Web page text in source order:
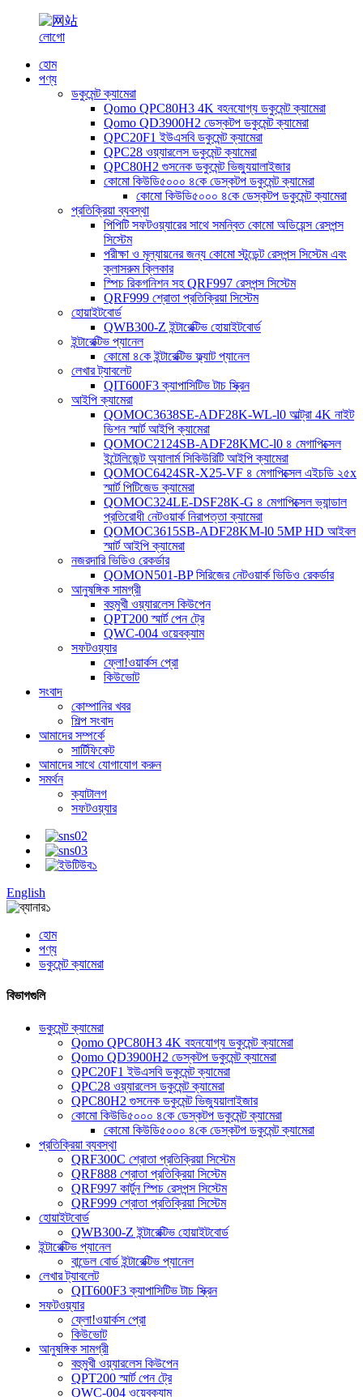
হোম
পণ্য
ডকুমেন্ট ক্যামেরা
Qomo QPC80H3 4K বহনযোগ্য ডকুমেন্ট ক্যামেরা
Qomo QD3900H2 ডেস্কটপ ডকুমেন্ট ক্যামেরা
QPC20F1 ইউএসবি ডকুমেন্ট ক্যামেরা
QPC28 ওয়্যারলেস ডকুমেন্ট ক্যামেরা
QPC80H2 গুসনেক ডকুমেন্ট ভিজ্যুয়ালাইজার
কোমো কিউডি৫০০০ ৪কে ডেস্কটপ ডকুমেন্ট ক্যামেরা
কোমো কিউডি৫০০০ ৪কে ডেস্কটপ ডকুমেন্ট ক্যামেরা
প্রতিক্রিয়া ব্যবস্থা
পিপিটি সফটওয়্যারের সাথে সমন্বিত কোমো অডিয়েন্স রেসপন্স
সিস্টেম
পরীক্ষা ও মূল্যায়নের জন্য কোমো স্টুডেন্ট রেসপন্স সিস্টেম এবং
ক্লাসরুম ক্লিকার
স্পিচ রিকগনিশন সহ QRF997 রেসপন্স সিস্টেম
QRF999 শ্রোতা প্রতিক্রিয়া সিস্টেম
হোয়াইটবোর্ড
QWB300-Z ইন্টারেক্টিভ হোয়াইটবোর্ড
ইন্টারেক্টিভ প্যানেল
কোমো ৪কে ইন্টারেক্টিভ ফ্ল্যাট প্যানেল
লেখার ট্যাবলেট
QIT600F3 ক্যাপাসিটিভ টাচ স্ক্রিন
আইপি ক্যামেরা
QOMOC3638SE-ADF28K-WL-l0 ​​আল্ট্রা 4K নাইট
ভিশন স্মার্ট আইপি ক্যামেরা
QOMOC2124SB-ADF28KMC-l0 ৪ মেগাপিক্সেল
ইন্টেলিজেন্ট অ্যালার্ম সিকিউরিটি আইপি ক্যামেরা
QOMOC6424SR-X25-VF ৪ মেগাপিক্সেল এইচডি ২৫x
স্মার্ট পিটিজেড ক্যামেরা
QOMOC324LE-DSF28K-G ৪ মেগাপিক্সেল ভ্যান্ডাল
প্রতিরোধী নেটওয়ার্ক নিরাপত্তা ক্যামেরা
QOMOC3615SB-ADF28KM-l0 5MP HD আইবল
স্মার্ট আইপি ক্যামেরা
নজরদারি ভিডিও রেকর্ডার
QOMON501-BP সিরিজের নেটওয়ার্ক ভিডিও রেকর্ডার
আনুষঙ্গিক সামগ্রী
বহুমুখী ওয়্যারলেস কিউপেন
QPT200 স্মার্ট পেন ট্রে
QWC-004 ওয়েবক্যাম
সফটওয়্যার
ফ্লো!ওয়ার্কস প্রো
কিউভোট
সংবাদ
কোম্পানির খবর
শিল্প সংবাদ
আমাদের সম্পর্কে
সার্টিফিকেট
আমাদের সাথে যোগাযোগ করুন
সমর্থন
ক্যাটালগ
সফটওয়্যার
English
হোম
পণ্য
ডকুমেন্ট ক্যামেরা
বিভাগগুলি
ডকুমেন্ট ক্যামেরা
Qomo QPC80H3 4K বহনযোগ্য ডকুমেন্ট ক্যামেরা
Qomo QD3900H2 ডেস্কটপ ডকুমেন্ট ক্যামেরা
QPC20F1 ইউএসবি ডকুমেন্ট ক্যামেরা
QPC28 ওয়্যারলেস ডকুমেন্ট ক্যামেরা
QPC80H2 গুসনেক ডকুমেন্ট ভিজ্যুয়ালাইজার
কোমো কিউডি৫০০০ ৪কে ডেস্কটপ ডকুমেন্ট ক্যামেরা
কোমো কিউডি৫০০০ ৪কে ডেস্কটপ ডকুমেন্ট ক্যামেরা
প্রতিক্রিয়া ব্যবস্থা
QRF300C শ্রোতা প্রতিক্রিয়া সিস্টেম
QRF888 শ্রোতা প্রতিক্রিয়া সিস্টেম
QRF997 কার্টুন স্পিচ রেসপন্স সিস্টেম
QRF999 শ্রোতা প্রতিক্রিয়া সিস্টেম
হোয়াইটবোর্ড
QWB300-Z ইন্টারেক্টিভ হোয়াইটবোর্ড
ইন্টারেক্টিভ প্যানেল
বান্ডেল বোর্ড ইন্টারেক্টিভ প্যানেল
লেখার ট্যাবলেট
QIT600F3 ক্যাপাসিটিভ টাচ স্ক্রিন
সফটওয়্যার
ফ্লো!ওয়ার্কস প্রো
কিউভোট
আনুষঙ্গিক সামগ্রী
বহুমুখী ওয়্যারলেস কিউপেন
QPT200 স্মার্ট পেন ট্রে
QWC-004 ওয়েবক্যাম